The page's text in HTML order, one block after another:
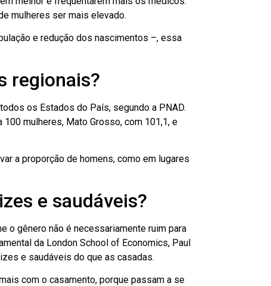
mulheres ser mais elevado.
e redução dos nascimentos –, essa
regionais?
os Estados do País, segundo a PNAD.
mulheres, Mato Grosso, com 101,1, e
a proporção de homens, como em lugares
e saudáveis?
o gênero não é necessariamente ruim para
da London School of Economics, Paul
e saudáveis do que as casadas.
com o casamento, porque passam a se